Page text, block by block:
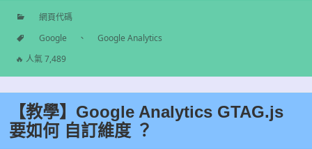
分
網頁代碼
標
Google 、
Google Analytics
🔥 人氣 7,489
【教學】Google Analytics GTAG.js
要如何 自訂維度 ？